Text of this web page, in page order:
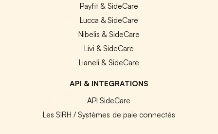
Payfit & SideCare
Lucca & SideCare
Nibelis & SideCare
Livi & SideCare
Lianeli & SideCare
API & INTEGRATIONS
API SideCare
Les SIRH / Systèmes de paie connectés